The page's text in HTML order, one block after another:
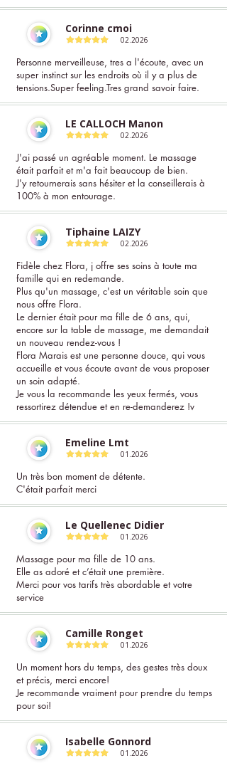
Corinne cmoi
02.2026
Personne merveilleuse, tres a l'écoute, avec un
super instinct sur les endroits où il y a plus de
tensions.Super feeling.Tres grand savoir faire.
LE CALLOCH Manon
02.2026
J'ai passé un agréable moment. Le massage
était parfait et m'a fait beaucoup de bien.
J'y retournerais sans hésiter et la conseillerais à
100% à mon entourage.
Tiphaine LAIZY
02.2026
Fidèle chez Flora, j offre ses soins à toute ma
famille qui en redemande.
Plus qu'un massage, c'est un véritable soin que
nous offre Flora.
Le dernier était pour ma fille de 6 ans, qui,
encore sur la table de massage, me demandait
un nouveau rendez-vous !
Flora Marais est une personne douce, qui vous
accueille et vous écoute avant de vous proposer
un soin adapté.
Je vous la recommande les yeux fermés, vous
ressortirez détendue et en re-demanderez !v
Emeline Lmt
01.2026
Un très bon moment de détente.
C'était parfait merci
Le Quellenec Didier
01.2026
Massage pour ma fille de 10 ans.
Elle as adoré et c’était une première.
Merci pour vos tarifs très abordable et votre
service
Camille Ronget
01.2026
Un moment hors du temps, des gestes très doux
et précis, merci encore!
Je recommande vraiment pour prendre du temps
pour soi!
Isabelle Gonnord
01.2026